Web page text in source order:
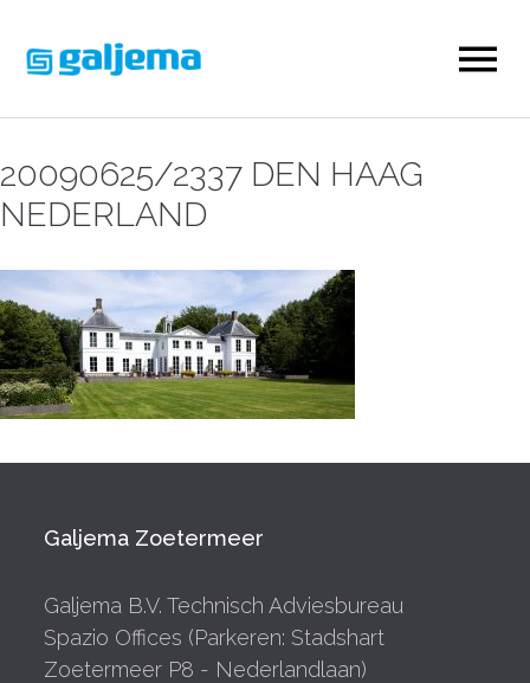
20090625/2337 DEN HAAG
NEDERLAND
Galjema Zoetermeer
Galjema B.V. Technisch Adviesbureau
Spazio Offices (Parkeren: Stadshart
Zoetermeer P8 - Nederlandlaan)